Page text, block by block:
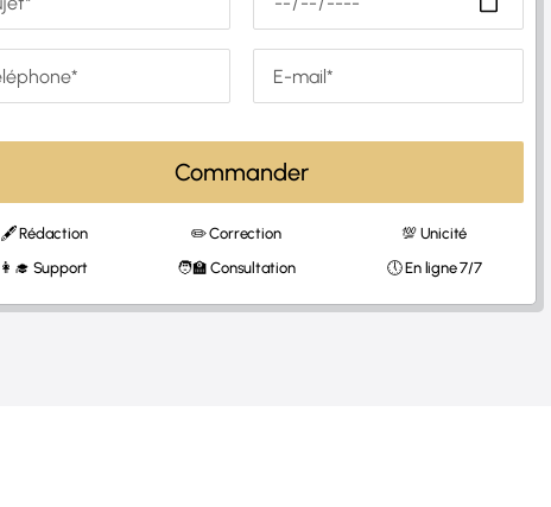
Commander
🖋 Rédaction ✏️ Correction
💯 Unicité
👩‍🎓 Support
🧑‍🏫 Consultation 🕔 En ligne 7/7